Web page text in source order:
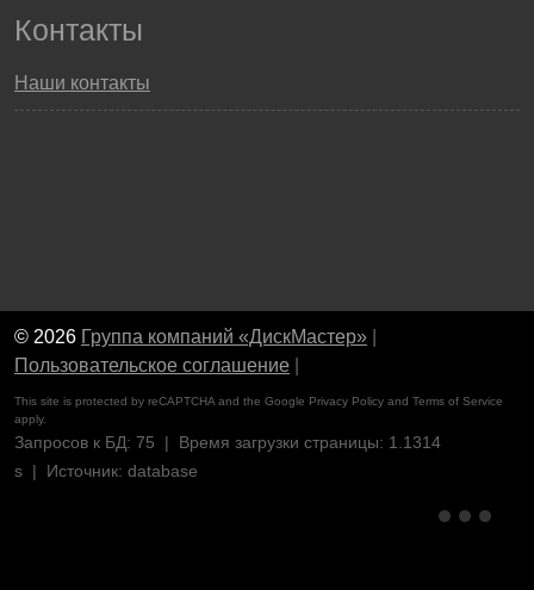
Контакты
Наши контакты
© 2026 Группа компаний «ДискМастер»
Пользовательское соглашение
This site is protected by reCAPTCHA and the Google Privacy Policy and Terms of Service
apply.
Запросов к БД: 75 | Время загрузки страницы: 1.1314
s | Источник: database